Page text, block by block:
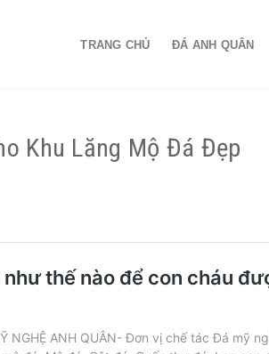
TRANG CHỦ ĐÁ ANH QUÂN
Khu Lăng Mộ Đá Đẹp